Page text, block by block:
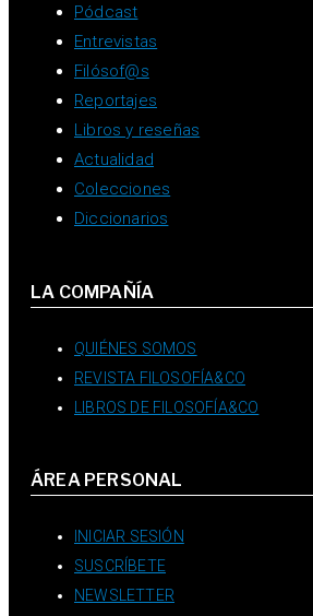
Pódcast
Entrevistas
Filósof@s
Reportajes
Libros y reseñas
Actualidad
Colecciones
Diccionarios
LA COMPAÑÍA
QUIÉNES SOMOS
REVISTA FILOSOFÍA&CO
LIBROS DE FILOSOFÍA&CO
ÁREA PERSONAL
INICIAR SESIÓN
SUSCRÍBETE
NEWSLETTER